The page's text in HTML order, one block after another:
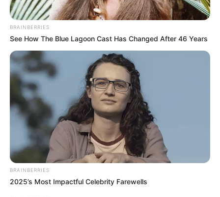
BRAINBERRIES
See How The Blue Lagoon Cast Has Changed After 46 Years
BRAINBERRIES
2025’s Most Impactful Celebrity Farewells